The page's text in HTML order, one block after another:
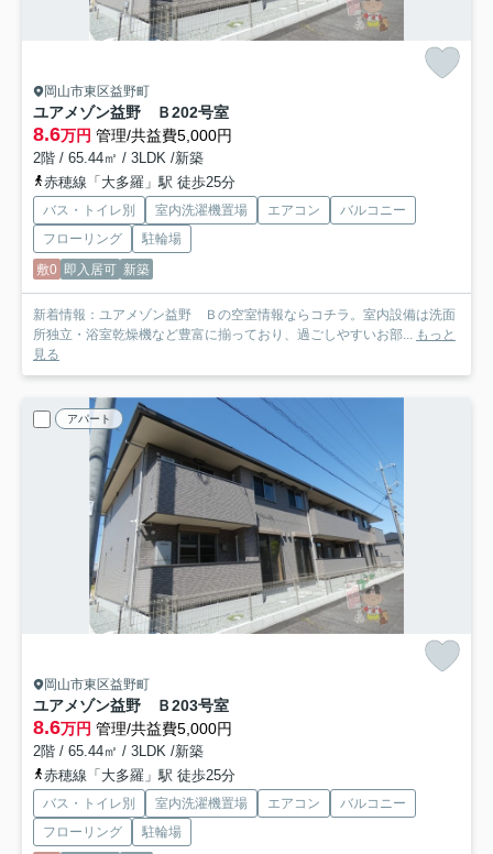
岡山市東区益野町
ユアメゾン益野 Ｂ202号室
8.6万円 管理/共益費5,000円
2階 / 65.44㎡ / 3LDK /新築
赤穂線「大多羅」駅 徒歩25分
バス・トイレ別 室内洗濯機置場 エアコン
バルコニー
フローリング
駐輪場
敷0 即入居可 新築
新着情報：ユアメゾン益野 Ｂの空室情報ならコチラ。室内設備は洗面
所独立・浴室乾燥機など豊富に揃っており、過ごしやすいお部... もっと
見る
アパート
岡山市東区益野町
ユアメゾン益野 Ｂ203号室
8.6万円 管理/共益費5,000円
2階 / 65.44㎡ / 3LDK /新築
赤穂線「大多羅」駅 徒歩25分
バス・トイレ別 室内洗濯機置場 エアコン
バルコニー
フローリング
駐輪場